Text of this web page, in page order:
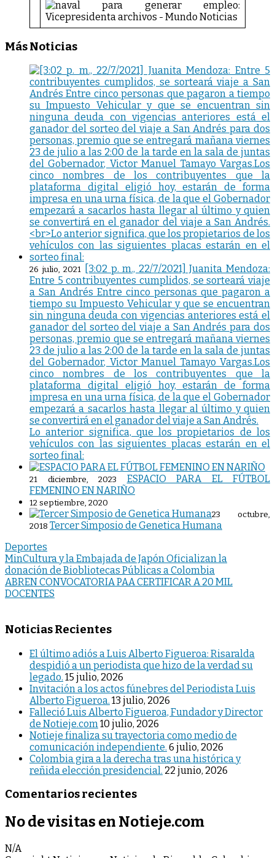
Más Noticias
26 julio, 2021
[3:02 p. m., 22/7/2021] Juanita Mendoza:
Entre 5 contribuyentes cumplidos, se sorteará viaje
a San Andrés Entre cinco personas que pagaron a
tiempo su Impuesto Vehicular y que se encuentran
sin ninguna deuda con vigencias anteriores está el
ganador del sorteo del viaje a San Andrés para dos
personas, premio que se entregará mañana viernes
23 de julio a las 2:00 de la tarde en la sala de juntas
del Gobernador, Victor Manuel Tamayo Vargas.Los
cinco nombres de los contribuyentes que la
plataforma digital eligió hoy, estarán de forma
impresa en una urna física, de la que el Gobernador
empezará a sacarlos hasta llegar al último y quien
se convertirá en el ganador del viaje a San Andrés.
Lo anterior significa, que los propietarios de los
vehículos con las siguientes placas estarán en el
sorteo final:
21 diciembre, 2023
ESPACIO PARA EL FÚTBOL
FEMENINO EN NARIÑO
12 septiembre, 2020
23 octubre,
2018 Tercer Simposio de Genetica Humana
Deportes
Navegación
de
entradas
MinCultura y la Embajada de Japón Oficializan la
donación de Biobliotecas Públicas a Colombia
ABREN CONVOCATORIA PAA CERTIFICAR A 20 MIL
DOCENTES
Noticias Recientes
El último adiós a Luis Alberto Figueroa: Risaralda
despidió a un periodista que hizo de la verdad su
legado. 15 julio, 2026
Invitación a los actos fúnebres del Periodista Luis
Alberto Figueroa. 13 julio, 2026
Falleció Luis Alberto Figueroa, Fundador y Director
de Notieje.com 10 julio, 2026
Notieje finaliza su trayectoria como medio de
comunicación independiente. 6 julio, 2026
Colombia gira a la derecha tras una histórica y
reñida elección presidencial. 22 junio, 2026
Comentarios recientes
No de visitas en Notieje.com
N/A